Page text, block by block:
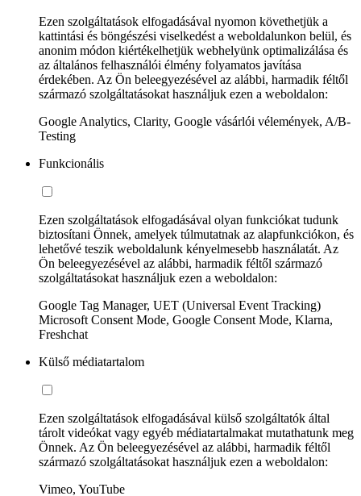
Ezen szolgáltatások elfogadásával nyomon követhetjük a
kattintási és böngészési viselkedést a weboldalunkon belül, és
anonim módon kiértékelhetjük webhelyünk optimalizálása és
az általános felhasználói élmény folyamatos javítása
érdekében. Az Ön beleegyezésével az alábbi, harmadik féltől
származó szolgáltatásokat használjuk ezen a weboldalon:
Google Analytics, Clarity, Google vásárlói vélemények, A/B-
Testing
Funkcionális
Ezen szolgáltatások elfogadásával olyan funkciókat tudunk
biztosítani Önnek, amelyek túlmutatnak az alapfunkciókon, és
lehetővé teszik weboldalunk kényelmesebb használatát. Az
Ön beleegyezésével az alábbi, harmadik féltől származó
szolgáltatásokat használjuk ezen a weboldalon:
Google Tag Manager, UET (Universal Event Tracking)
Microsoft Consent Mode, Google Consent Mode, Klarna,
Freshchat
Külső médiatartalom
Ezen szolgáltatások elfogadásával külső szolgáltatók által
tárolt videókat vagy egyéb médiatartalmakat mutathatunk meg
Önnek. Az Ön beleegyezésével az alábbi, harmadik féltől
származó szolgáltatásokat használjuk ezen a weboldalon:
Vimeo, YouTube